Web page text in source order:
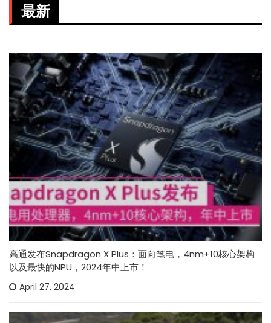
最新
高通发布Snapdragon X Plus：面向笔电，4nm+10核心架构
以及最快的NPU，2024年中上市！
April 27, 2024